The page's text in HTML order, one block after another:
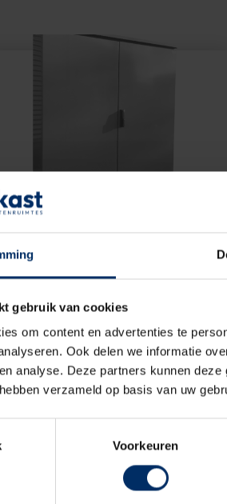
gebruik van cookies
om content en advertenties te
Ook delen we informatie
analyse. Deze partners kunnen
verzameld op basis van uw
Voorkeuren
Meterkast RVS –
grootverbruik
Max 3x250A
In diverse kleuren leverbaar
Compleet met RVS fundatie
Bekijk dit product